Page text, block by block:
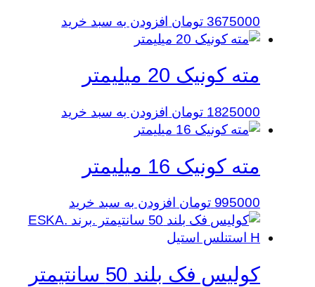
3675000 تومان افزودن به سبد خرید
مته کونیک 20 میلیمتر
1825000 تومان افزودن به سبد خرید
مته کونیک 16 میلیمتر
995000 تومان افزودن به سبد خرید
کولیس فک بلند 50 سانتیمتر